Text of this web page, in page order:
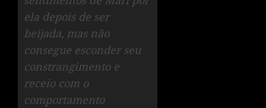
ela depois de ser
beijada, mas não
consegue esconder seu
constrangimento e
receio com o
comportamento